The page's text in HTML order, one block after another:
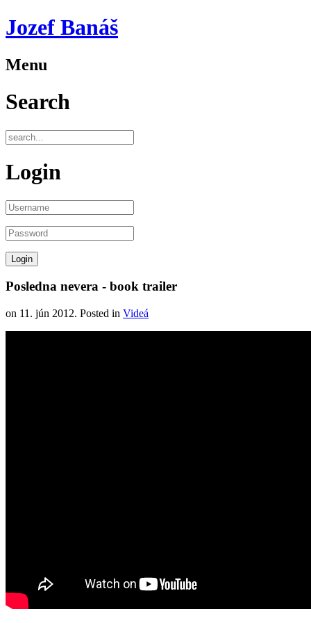
Jozef Banáš
Menu
Search
Login
Posledna nevera - book trailer
on 11. jún 2012. Posted in Videá